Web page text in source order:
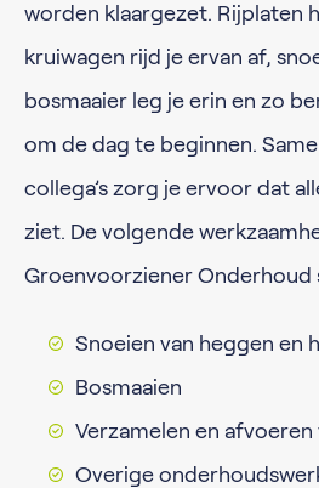
worden klaargezet. Rijplaten
kruiwagen rijd je ervan af,
bosmaaier leg je erin en zo
om de dag te beginnen.
collega’s zorg je ervoor dat
ziet. De volgende
Groenvoorziener Onderhoud
Snoeien van heggen en
Bosmaaien
Verzamelen en afvoeren
Overige